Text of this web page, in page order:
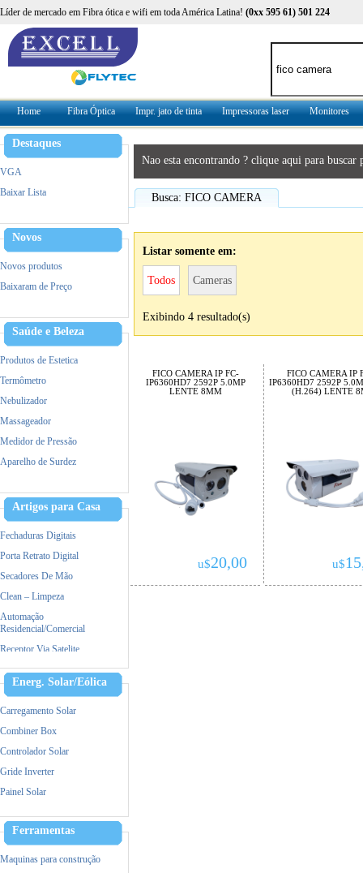
Líder de mercado em Fibra ótica e wifi em toda América Latina! (0xx 595 61) 501 224
Home Fibra Óptica Impr. jato de tinta Impressoras laser Monitores
Destaques
VGA
Baixar Lista
Novos
Novos produtos
Baixaram de Preço
Saúde e Beleza
Produtos de Estetica
Termômetro
Nebulizador
Massageador
Medidor de Pressão
Aparelho de Surdez
Tratamento capilar
Maquina de Tosa
Artigos para Casa
Fechaduras Digitais
Porta Retrato Digital
Secadores De Mão
Clean – Limpeza
Automação
Residencial/Comercial
Receptor Via Satelite
Ar Condicionado
Triturador De Papel
Accessorios
Energ. Solar/Eólica
Carregamento Solar
Combiner Box
Controlador Solar
Gride Inverter
Painel Solar
Ferramentas
Maquinas para construção
Nao esta encontrando ? clique aqui para buscar
Busca: FICO CAMERA
Listar somente em:
Todos Cameras
Exibindo 4 resultado(s)
FICO CAMERA IP FC-
IP6360HD7 2592P 5.0MP
LENTE 8MM
u$20,00
FICO CAMERA IP
IP6360HD7 2592P
(H.264) LENTE
u$